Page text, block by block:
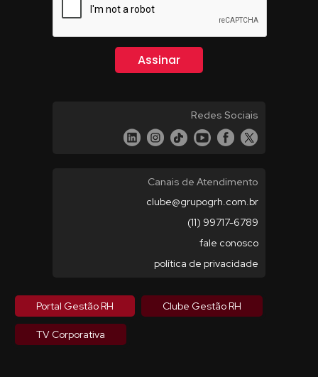
Redes Sociais
Canais de Atendimento
clube@grupogrh.com.br
(11) 99717-6789
fale conosco
política de privacidade
Portal Gestão RH Clube Gestão RH
TV Corporativa